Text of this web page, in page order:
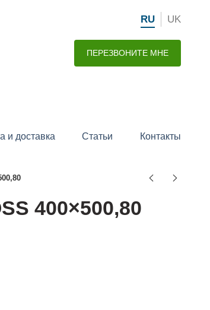
UK
RU
ПЕРЕЗВОНИТЕ МНЕ
и доставка Статьи Контакты
400×500,80